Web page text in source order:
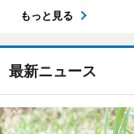
もっと見る
最新ニュース